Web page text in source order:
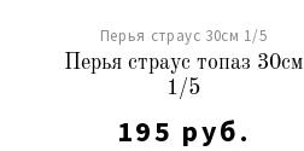
Перья страус 30см 1/5
Перья страус топаз 30см
1/5
195 руб.